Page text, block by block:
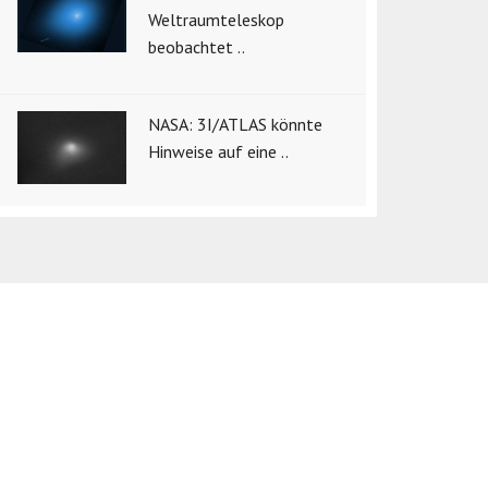
Weltraumteleskop
beobachtet ..
NASA: 3I/ATLAS könnte
Hinweise auf eine ..